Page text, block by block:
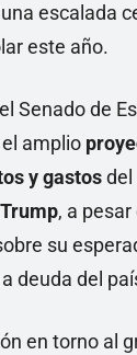
escalada
este año.
Senado de
amplio
y gastosdel
, a
su
deuda del
en torno al